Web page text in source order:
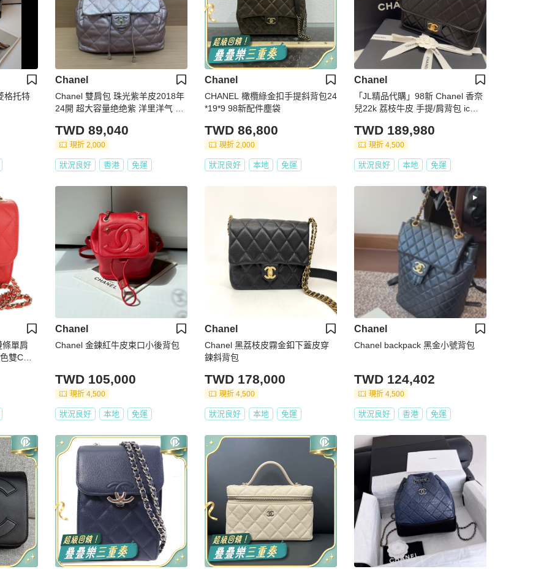
格托特
Chanel
Chanel 雙肩包 珠光紫羊皮2018年
24開 超大容量绝绝紫 洋里洋气 又
星夜 实物阳光下细闪超美有塵袋
無卡無盒子尺寸27*29
TWD 89,040
現折 2,000
狀況良好 香港 免運
Chanel
CHANEL 橄欖綠金扣手提斜背包24
*19*9 98新配件塵袋
TWD 86,800
現折 2,000
狀況良好 本地 免運
Chanel
「JL精品代購」98新 Chanel 香奈
兒22k 荔枝牛皮 手提/肩背包 ic芯
TWD 189,980
現折 4,500
狀況良好 本地 免運
單肩
雙C標
Chanel
Chanel 金鍊紅牛皮束口小後背包
TWD 105,000
現折 4,500
狀況良好 本地 免運
Chanel
Chanel 黑荔枝皮霧金釦下蓋皮穿
鍊斜背包
TWD 178,000
現折 4,500
狀況良好 本地 免運
Chanel
Chanel backpack 黑金小號背包
TWD 124,402
現折 4,500
狀況良好 香港 免運